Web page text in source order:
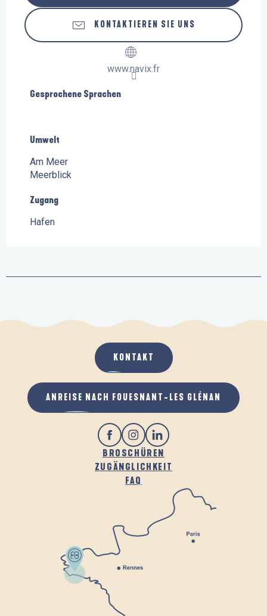
KONTAKTIEREN SIE UNS
www.navix.fr
Gesprochene Sprachen
Gesprochene Sprachen
Umwelt
Umwelt
Am Meer
Meerblick
Zugang
Zugang
Hafen
BROSCHÜREN
ZUGÄNGLICHKEIT
FAQ
KONTAKT
ANREISE NACH FOUESNANT-LES GLÉNAN